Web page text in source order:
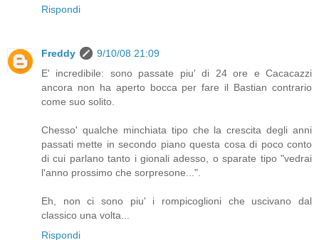
Rispondi
Freddy
9/10/08 21:09
E' incredibile: sono passate piu' di 24 ore e Cacacazzi
ancora non ha aperto bocca per fare il Bastian contrario
come suo solito.
Chesso' qualche minchiata tipo che la crescita degli anni
passati mette in secondo piano questa cosa di poco conto
di cui parlano tanto i gionali adesso, o sparate tipo "vedrai
l'anno prossimo che sorpresone...".
Eh, non ci sono piu' i rompicoglioni che uscivano dal
classico una volta...
Rispondi